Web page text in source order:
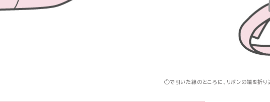
①で引いた線のところに、リボンの端を折り